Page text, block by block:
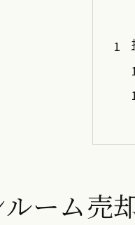
ーム売